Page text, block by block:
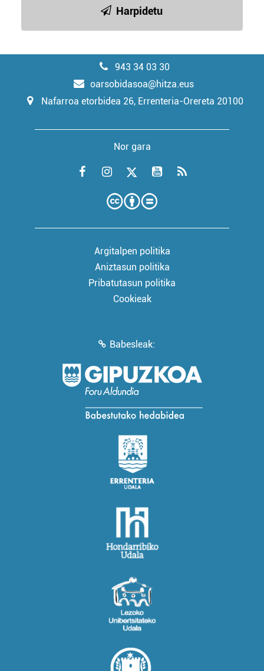
Harpidetu
943 34 03 30
oarsobidasoa@hitza.eus
Nafarroa etorbidea 26, Errenteria-Orereta 20100
Nor gara
Argitalpen politika
Aniztasun politika
Pribatutasun politika
Cookieak
Babesleak: